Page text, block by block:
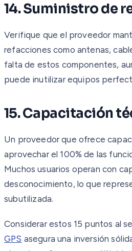
14. Suministro de
Verifique que el proveedor
refacciones como antenas,
falta de estos componentes,
puede inutilizar equipos
15. Capacitación
Un proveedor que ofrece
aprovechar el 100% de las
Muchos usuarios operan con
desconocimiento, lo que
subutilizada.
Considerar estos 15 puntos al
GPS asegura una inversión